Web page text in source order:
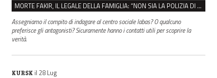
MORTE FAKIR, IL LEGALE DELLA FAMIGLIA: “NON SIA LA POLIZIA DI STATO A INDAGARE”
Assegniamo il compito di indagare al centro sociale labas? O qualcuno
preferisce gli antagonisti? Sicuramente hanno i contatti utili per scoprire la
verità.
KURSK il 28 Lug